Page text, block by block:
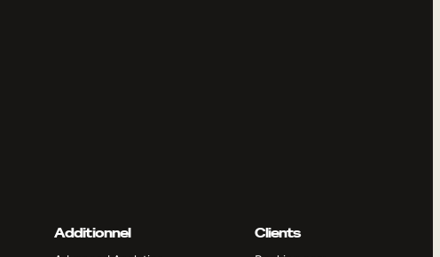
Additionnel Clients